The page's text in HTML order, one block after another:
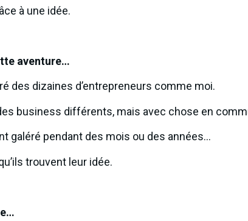
à une idée.
aventure…
des dizaines d’entrepreneurs comme moi.
business différents, mais avec chose en
galéré pendant des mois ou des années…
trouvent leur idée.